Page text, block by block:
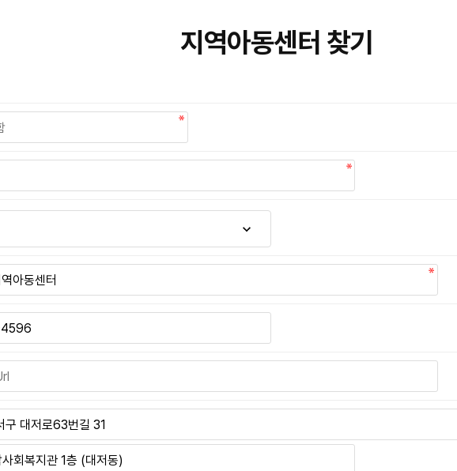
지역아동센터 찾기